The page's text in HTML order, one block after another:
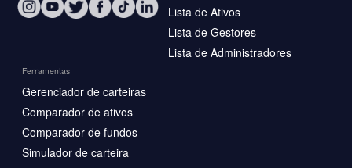
Lista de Ativos
Lista de Gestores
Lista de Administradores
Ferramentas
Gerenciador de carteiras
Comparador de ativos
Comparador de fundos
Simulador de carteira